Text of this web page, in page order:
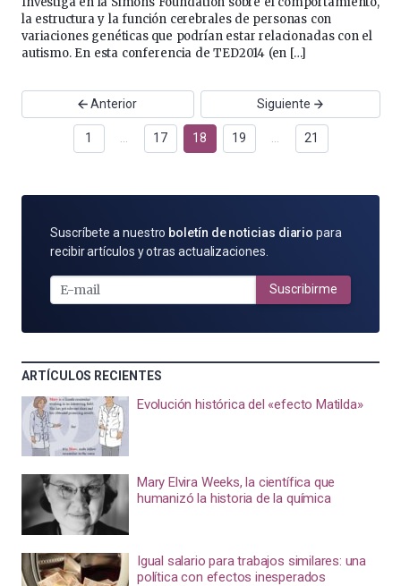
la estructura y la función cerebrales de personas con
variaciones genéticas que podrían estar relacionadas con el
autismo. En esta conferencia de TED2014 (en […]
Anterior Siguiente
1 … 17 18 19 … 21
SUSCRÍBETE
POR
MAIL
Suscríbete a nuestro boletín de noticias diario para
recibir artículos y otras actualizaciones.
Suscribirme
ARTÍCULOS RECIENTES
Evolución histórica del «efecto Matilda»
Mary Elvira Weeks, la científica que
humanizó la historia de la química
Igual salario para trabajos similares: una
política con efectos inesperados